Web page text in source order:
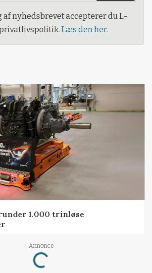
nyhedsbrevet accepterer du L-
Læs den her.
1.000 trinløse
Annonce
Loading...